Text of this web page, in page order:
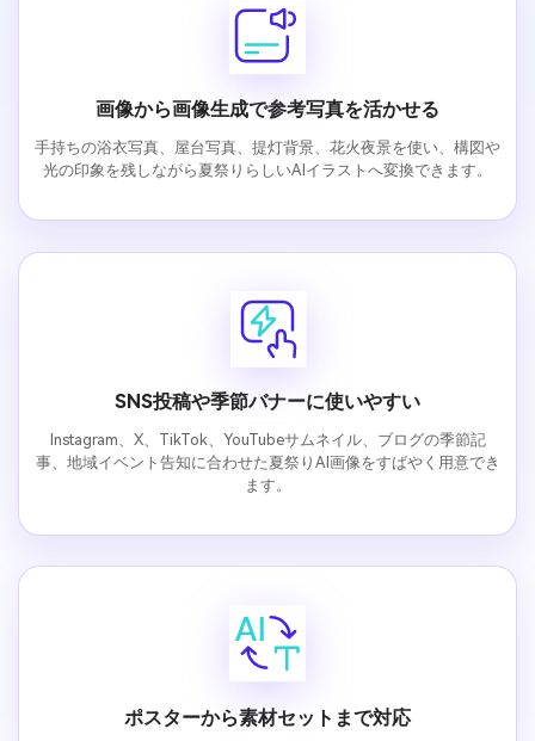
画像から画像生成で参考写真を活かせる
手持ちの浴衣写真、屋台写真、提灯背景、花火夜景を使い、構図や
光の印象を残しながら夏祭りらしいAIイラストへ変換できます。
SNS投稿や季節バナーに使いやすい
Instagram、X、TikTok、YouTubeサムネイル、ブログの季節記
事、地域イベント告知に合わせた夏祭りAI画像をすばやく用意でき
ます。
ポスターから素材セットまで対応